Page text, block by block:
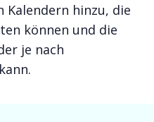
hinzu, die
können und die
je nach